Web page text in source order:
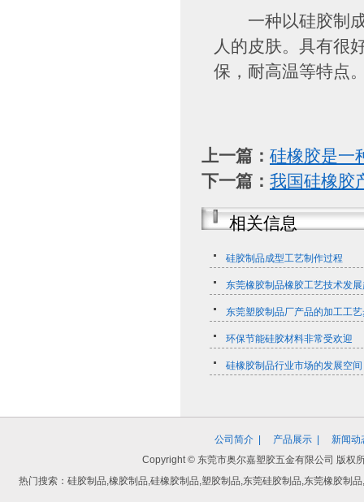
一种以硅胶制成
人的皮肤。具有很
保，耐高温等特点
上一篇： 硅橡胶是一
下一篇： 我国硅橡胶
相关信息
硅胶制品成型工艺制作过程
东莞橡胶制品橡胶工艺技术发
东莞塑胶制品厂产品的加工工
环保节能硅胶材料非常受欢迎
硅橡胶制品行业市场的发展空间
公司简介 产品展示
新闻动
Copyright © 东莞市奥尔嘉塑胶五金有限公司 版
热门搜索：硅胶制品,橡胶制品,硅橡胶制品,塑胶制品,东莞硅胶制品,东莞橡胶制